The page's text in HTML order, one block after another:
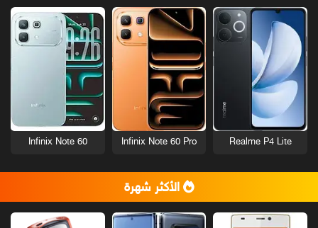
Realme P4 Lite
Infinix Note 60 Pro
Infinix Note 60
الأكثر شهرة